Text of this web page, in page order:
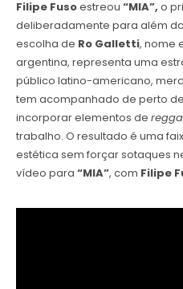
Filipe Fusoestreou “MIA”, o
deliberadamente para além
escolha de Ro Galletti, nome
argentina, representa uma
público latino-americano,
tem acompanhado de perto
incorporar elementos de
trabalho. O resultado é uma
estética sem forçar sotaques
vídeo para “MIA”, com Filipe